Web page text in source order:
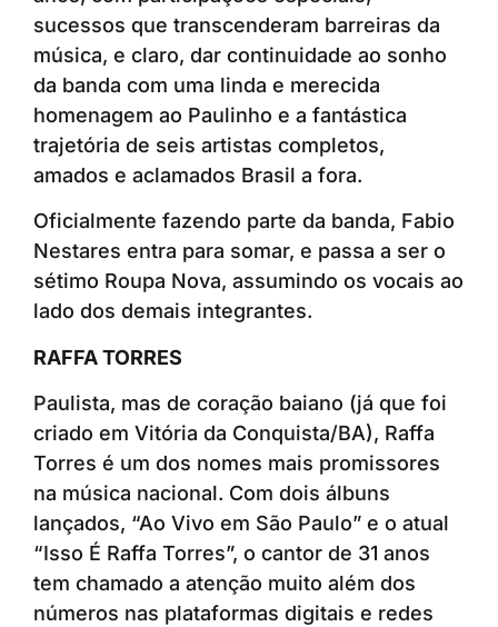
sucessos que transcenderam barreiras da
música, e claro, dar continuidade ao sonho
da banda com uma linda e merecida
homenagem ao Paulinho e a fantástica
trajetória de seis artistas completos,
amados e aclamados Brasil a fora.
Oficialmente fazendo parte da banda, Fabio
Nestares entra para somar, e passa a ser o
sétimo Roupa Nova, assumindo os vocais ao
lado dos demais integrantes.
RAFFA TORRES
Paulista, mas de coração baiano (já que foi
criado em Vitória da Conquista/BA), Raffa
Torres é um dos nomes mais promissores
na música nacional. Com dois álbuns
lançados, “Ao Vivo em São Paulo” e o atual
“Isso É Raffa Torres”, o cantor de 31 anos
tem chamado a atenção muito além dos
números nas plataformas digitais e redes